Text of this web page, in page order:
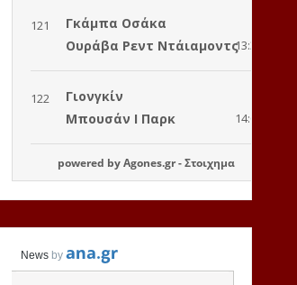
powered byAgones.gr-Στοιχημα